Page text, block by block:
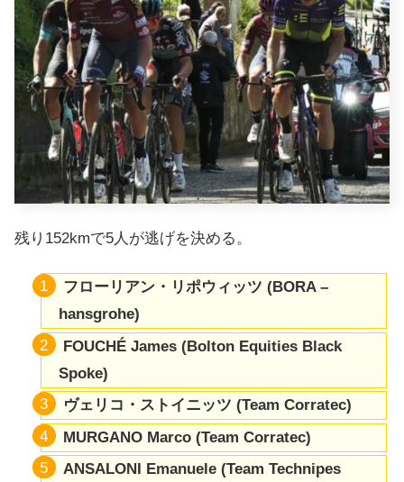
残り152kmで5人が逃げを決める。
フローリアン・リポウィッツ (BORA –
hansgrohe)
FOUCHÉ James (Bolton Equities Black
Spoke)
ヴェリコ・ストイニッツ (Team Corratec)
MURGANO Marco (Team Corratec)
ANSALONI Emanuele (Team Technipes